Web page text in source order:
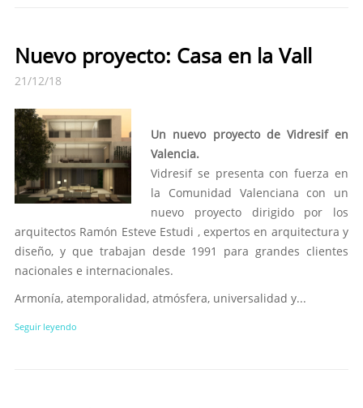
Nuevo proyecto: Casa en la Vall
21/12/18
Un nuevo proyecto de Vidresif en
Valencia.
Vidresif se presenta con fuerza en
la Comunidad Valenciana con un
nuevo proyecto dirigido por los
arquitectos Ramón Esteve Estudi , expertos en arquitectura y
diseño, y que trabajan desde 1991 para grandes clientes
nacionales e internacionales.
Armonía, atemporalidad, atmósfera, universalidad y...
Seguir leyendo